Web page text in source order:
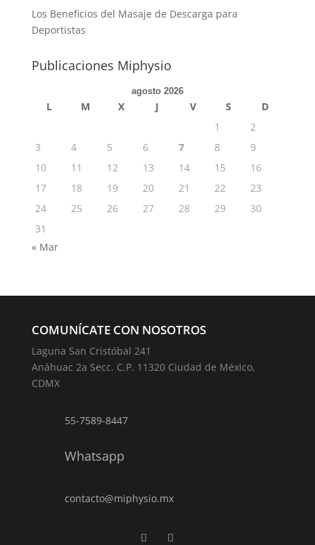
Los Beneficios del Masaje de Descarga para
Deportistas
Publicaciones Miphysio
agosto 2026
L M X J V S
D
1
2
3
4 5 6 7 8
9
10
11 12 13 14 15
16
17
18 19 20 21 22
23
24
25 26 27 28 29
30
31
« Mar
COMUNÍCATE CON NOSOTROS
Laguna San Cristóbal 241
Anáhuac 2a Secc. C.P. 11320 Ciudad de México,
CDMX
55-7589-8447
Whatsapp
contacto@miphysio.mx